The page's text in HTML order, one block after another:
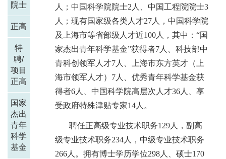
院士
正高
特
聘/
项目
正高
国家
杰出
青年
科学
基金
人；中国科学院院士2 人、中国工程院院士3
人；现有国家级各类人才27人，中国科学院
及上海市等省部级人才近100人，其中： “国
家杰出青年科学基金”获得者7人、科技部中
青科创领军人才7人、上海市东方英才（上
海市领军人才） 7人、优秀青年科学基金获
得者6人、中国科学院高层次人才36人、享
受政府特殊津贴专家14人。
聘任正高级专业技术职务129人，副高
级专业技术职务234人， 中级专业技术职务
266人。拥有博士学历学位298人、硕士170